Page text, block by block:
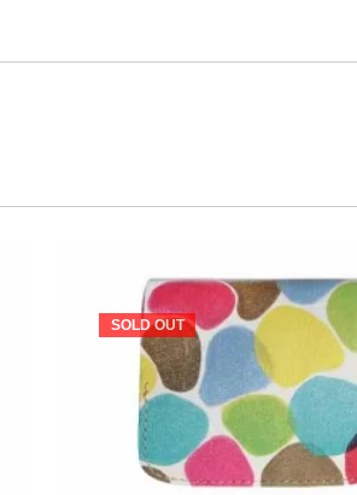
SOLD OUT